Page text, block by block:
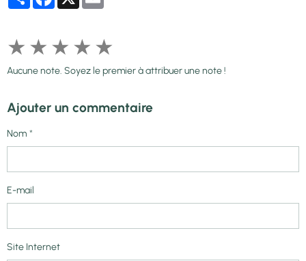
★ ★ ★ ★ ★
Aucune note. Soyez le premier à attribuer une note !
Ajouter un commentaire
Nom
E-mail
Site Internet